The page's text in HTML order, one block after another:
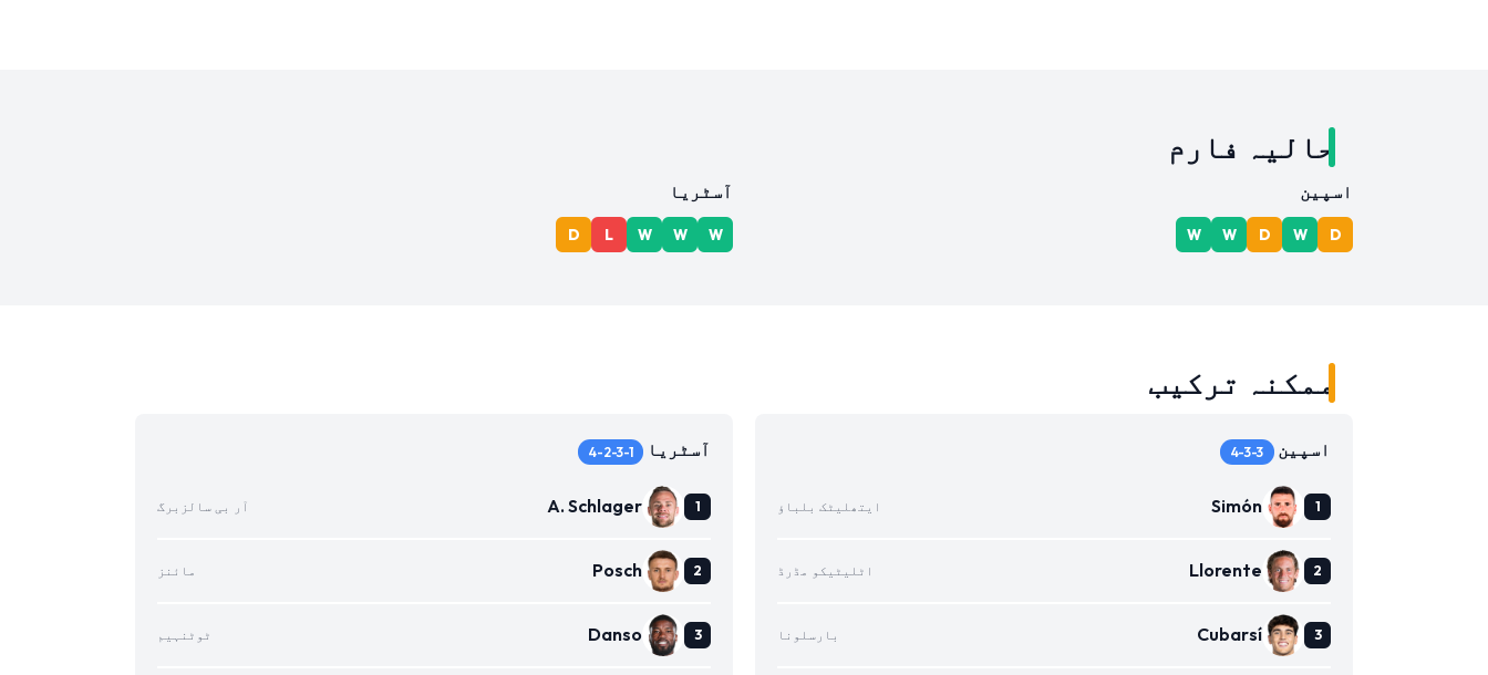
حالیہ فارم
اسپین
D
W
D
W
W
آسٹریا
W
W
W
L
D
ممکنہ ترکیب
اسپین 4-3-3
Simón ایتھلیٹک بلباؤ
Llorente اٹلیٹیکو مڈرڈ
Cubarsí بارسلونا
آسٹریا 4-2-3-1
A. Schlager آر بی سالزبرگ
Posch مائنز
Danso ٹوٹنہیم